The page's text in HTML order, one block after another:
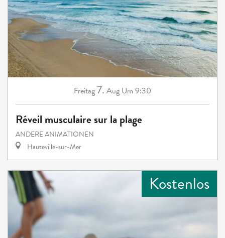
Freitag7. Aug Um 9:30
Réveil musculaire sur la plage
ANDERE ANIMATIONEN
Hauteville-sur-Mer
Kostenlos